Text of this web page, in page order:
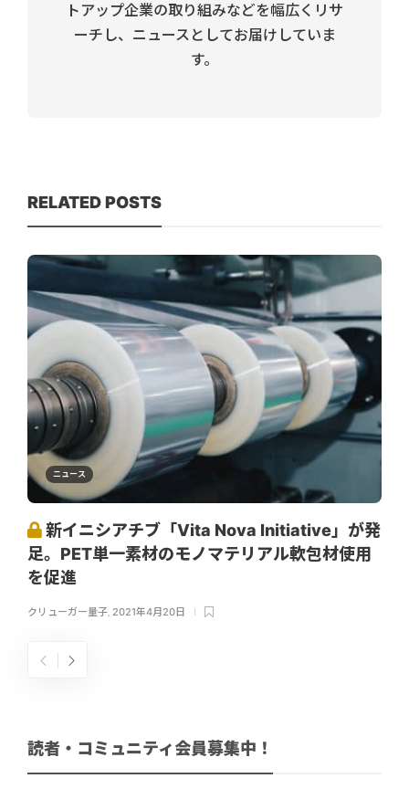
トアップ企業の取り組みなどを幅広くリサ
ーチし、ニュースとしてお届けしていま
す。
RELATED POSTS
ニュース
新イニシアチブ「Vita Nova Initiative」が発
足。PET単一素材のモノマテリアル軟包材使用
を促進
クリューガー量子 2021年4月20日
読者・コミュニティ会員募集中！